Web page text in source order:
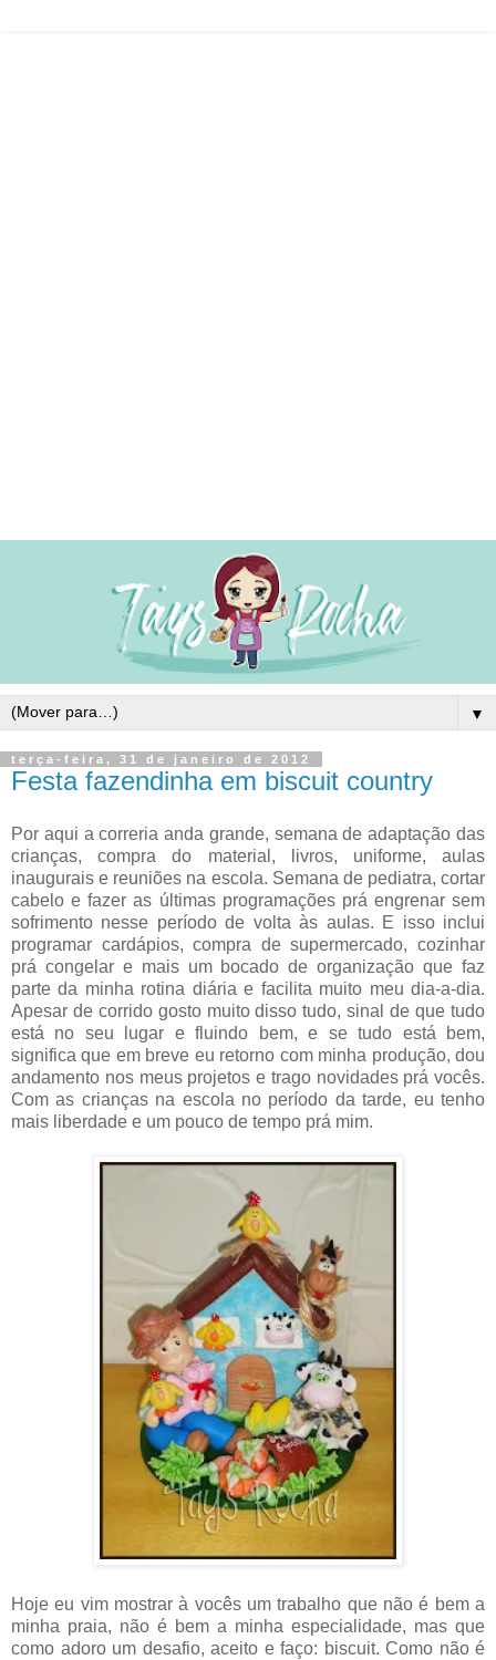
▼
terça-feira, 31 de janeiro de 2012
Festa fazendinha em biscuit country
Por aqui a correria anda grande, semana de adaptação das
crianças, compra do material, livros, uniforme, aulas
inaugurais e reuniões na escola. Semana de pediatra, cortar
cabelo e fazer as últimas programações prá engrenar sem
sofrimento nesse período de volta às aulas. E isso inclui
programar cardápios, compra de supermercado, cozinhar
prá congelar e mais um bocado de organização que faz
parte da minha rotina diária e facilita muito meu dia-a-dia.
Apesar de corrido gosto muito disso tudo, sinal de que tudo
está no seu lugar e fluindo bem, e se tudo está bem,
significa que em breve eu retorno com minha produção, dou
andamento nos meus projetos e trago novidades prá vocês.
Com as crianças na escola no período da tarde, eu tenho
mais liberdade e um pouco de tempo prá mim.
Hoje eu vim mostrar à vocês um trabalho que não é bem a
minha praia, não é bem a minha especialidade, mas que
como adoro um desafio, aceito e faço: biscuit. Como não é